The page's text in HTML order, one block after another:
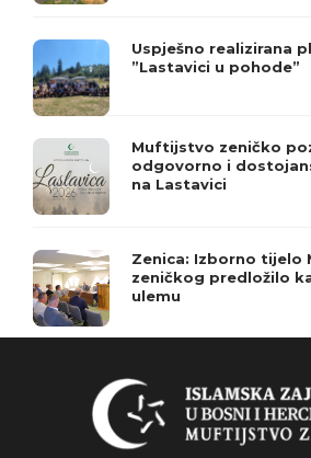
Uspješno realizirana
”Lastavici u pohode”
Muftijstvo zeničko
odgovorno i
na Lastavici
Zenica: Izborno tijelo
zeničkog predložilo
ulemu